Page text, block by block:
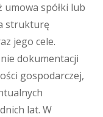
spółki lub
strukturę
jego cele.
dokumentacji
gospodarczej,
lat. W